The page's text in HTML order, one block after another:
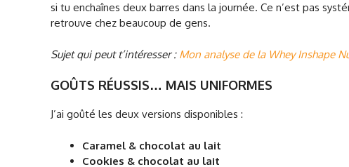
si tu enchaînes deux barres dans la journée. Ce n’est pas
retrouve chez beaucoup de gens.
Sujet qui peut t’intéresser : Mon analyse de la Whey Inshape
GOÛTS RÉUSSIS… MAIS UNIFORMES
J’ai goûté les deux versions disponibles :
Caramel & chocolat au lait
Cookies & chocolat au lait